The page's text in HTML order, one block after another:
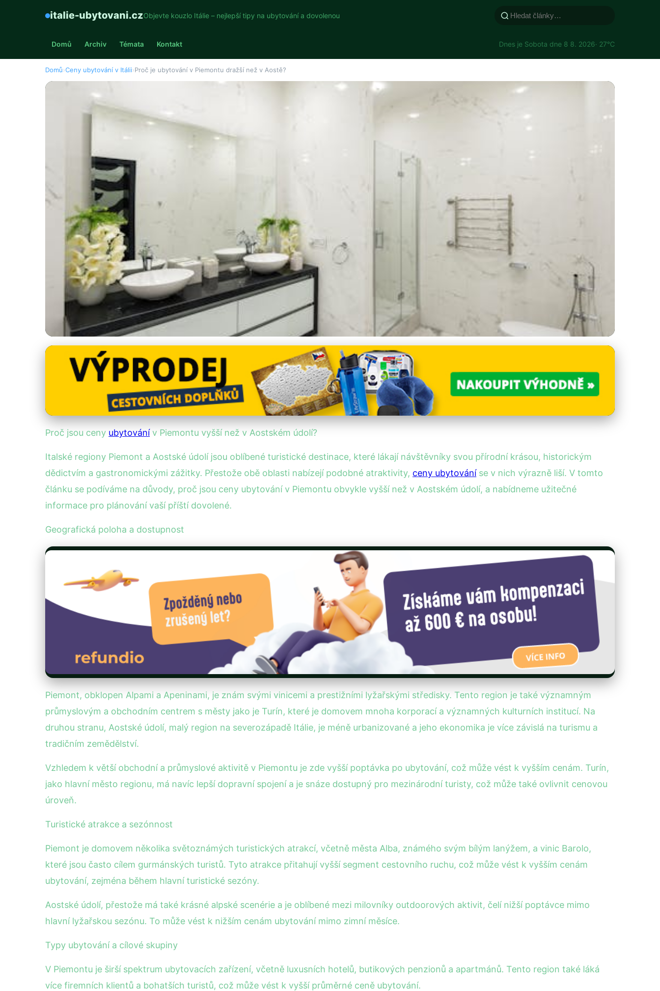
italie-ubytovani.czObjevte kouzlo Itálie – nejlepší tipy na ubytování a dovolenou
Domů Archiv Témata Kontakt Dnes je Sobota dne 8 8. 2026· 27°C
Domů›Ceny ubytování v Itálii›Proč je ubytování v Piemontu dražší než v Aostě?
Ceny ubytování v Itálii
Proč je ubytování v Piemontu dražší než v Aostě?
· 4 min čtení · Autor: Kristián Novotný
Proč jsou ceny ubytovánív Piemontu vyšší než v Aostském údolí?
Italské regiony Piemont a Aostské údolí jsou oblíbené turistické destinace, které lákají návštěvníky svou přírodní krásou, historickým
dědictvím a gastronomickými zážitky. Přestože obě oblasti nabízejí podobné atraktivity, ceny ubytováníse v nich výrazně liší. V tomto
článku se podíváme na důvody, proč jsou ceny ubytování v Piemontu obvykle vyšší než v Aostském údolí, a nabídneme užitečné
informace pro plánování vaší příští dovolené.
Geografická poloha a dostupnost
Piemont, obklopen Alpami a Apeninami, je znám svými vinicemi a prestižními lyžařskými středisky. Tento region je také významným
průmyslovým a obchodním centrem s městy jako je Turín, které je domovem mnoha korporací a významných kulturních institucí. Na
druhou stranu, Aostské údolí, malý region na severozápadě Itálie, je méně urbanizované a jeho ekonomika je více závislá na turismu a
tradičním zemědělství.
Vzhledem k větší obchodní a průmyslové aktivitě v Piemontu je zde vyšší poptávka po ubytování, což může vést k vyšším cenám. Turín,
jako hlavní město regionu, má navíc lepší dopravní spojení a je snáze dostupný pro mezinárodní turisty, což může také ovlivnit cenovou
úroveň.
Turistické atrakce a sezónnost
Piemont je domovem několika světoznámých turistických atrakcí, včetně města Alba, známého svým bílým lanýžem, a vinic Barolo,
které jsou často cílem gurmánských turistů. Tyto atrakce přitahují vyšší segment cestovního ruchu, což může vést k vyšším cenám
ubytování, zejména během hlavní turistické sezóny.
Aostské údolí, přestože má také krásné alpské scenérie a je oblíbené mezi milovníky outdoorových aktivit, čelí nižší poptávce mimo
hlavní lyžařskou sezónu. To může vést k nižším cenám ubytování mimo zimní měsíce.
Typy ubytování a cílové skupiny
V Piemontu je širší spektrum ubytovacích zařízení, včetně luxusních hotelů, butikových penzionů a apartmánů. Tento region také láká
více firemních klientů a bohatších turistů, což může vést k vyšší průměrné ceně ubytování.